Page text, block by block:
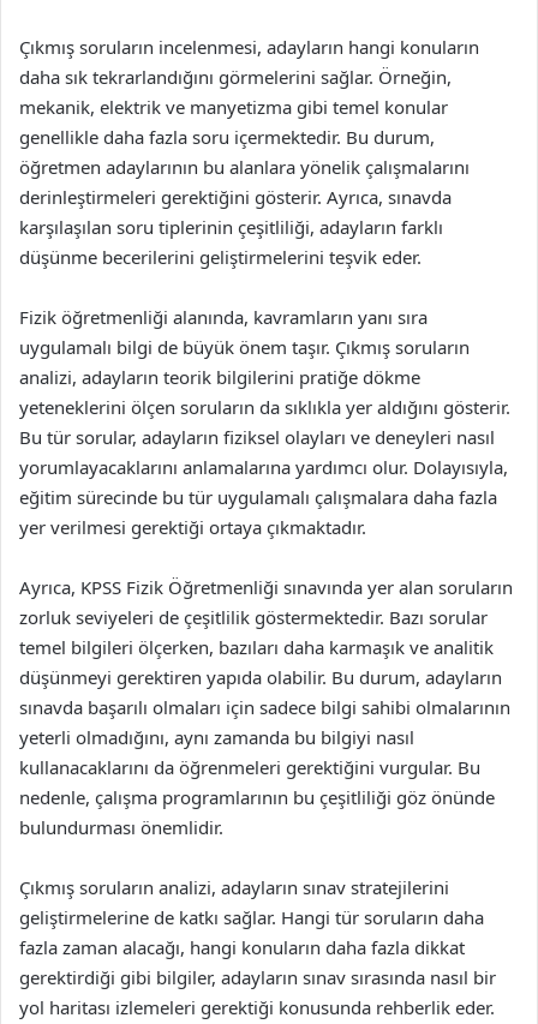
Çıkmış soruların incelenmesi, adayların hangi konuların
daha sık tekrarlandığını görmelerini sağlar. Örneğin,
mekanik, elektrik ve manyetizma gibi temel konular
genellikle daha fazla soru içermektedir. Bu durum,
öğretmen adaylarının bu alanlara yönelik çalışmalarını
derinleştirmeleri gerektiğini gösterir. Ayrıca, sınavda
karşılaşılan soru tiplerinin çeşitliliği, adayların farklı
düşünme becerilerini geliştirmelerini teşvik eder.
Fizik öğretmenliği alanında, kavramların yanı sıra
uygulamalı bilgi de büyük önem taşır. Çıkmış soruların
analizi, adayların teorik bilgilerini pratiğe dökme
yeteneklerini ölçen soruların da sıklıkla yer aldığını gösterir.
Bu tür sorular, adayların fiziksel olayları ve deneyleri nasıl
yorumlayacaklarını anlamalarına yardımcı olur. Dolayısıyla,
eğitim sürecinde bu tür uygulamalı çalışmalara daha fazla
yer verilmesi gerektiği ortaya çıkmaktadır.
Ayrıca, KPSS Fizik Öğretmenliği sınavında yer alan soruların
zorluk seviyeleri de çeşitlilik göstermektedir. Bazı sorular
temel bilgileri ölçerken, bazıları daha karmaşık ve analitik
düşünmeyi gerektiren yapıda olabilir. Bu durum, adayların
sınavda başarılı olmaları için sadece bilgi sahibi olmalarının
yeterli olmadığını, aynı zamanda bu bilgiyi nasıl
kullanacaklarını da öğrenmeleri gerektiğini vurgular. Bu
nedenle, çalışma programlarının bu çeşitliliği göz önünde
bulundurması önemlidir.
Çıkmış soruların analizi, adayların sınav stratejilerini
geliştirmelerine de katkı sağlar. Hangi tür soruların daha
fazla zaman alacağı, hangi konuların daha fazla dikkat
gerektirdiği gibi bilgiler, adayların sınav sırasında nasıl bir
yol haritası izlemeleri gerektiği konusunda rehberlik eder.